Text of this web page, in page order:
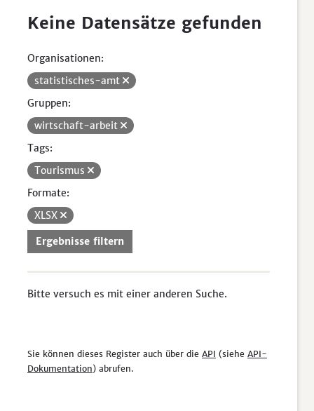
Keine Datensätze gefunden
Organisationen:
statistisches-amt
Gruppen:
wirtschaft-arbeit
Tags:
Tourismus
Formate:
XLSX
Ergebnisse filtern
Bitte versuch es mit einer anderen Suche.
Sie können dieses Register auch über die API (siehe API-
Dokumentation) abrufen.